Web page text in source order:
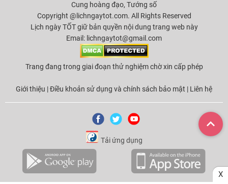
Cung hoàng đạo, Tướng số
Copyright @lichngaytot.com. All Rights Reserved
Lịch ngày TỐT giữ bản quyền nội dung trang web này
Email: lichngaytot@gmail.com
Trang đang trong giai đoạn thử nghiệm chờ xin cấp phép
Giới thiệu |Điều khoản sử dụng và chính sách bảo mật | Liên hệ
Tải ứng dụng
X